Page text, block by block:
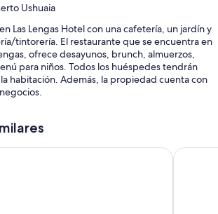
Ushuaia
Las Lengas Hotel con una cafetería, un jardín y
tintorería. El restaurante que se encuentra en
ofrece desayunos, brunch, almuerzos,
para niños. Todos los huéspedes tendrán
habitación. Además, la propiedad cuenta con
cargo, un punto de carga para vehículos
Los